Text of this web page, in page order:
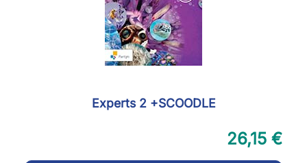
Experts 2 +SCOODLE
26,15 €